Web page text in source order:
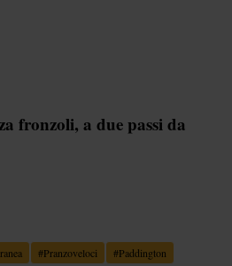
fronzoli, a due passi da
#Pranzoveloci #Paddington